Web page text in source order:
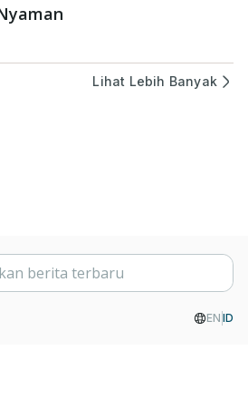
Lihat Lebih Banyak
EN ID